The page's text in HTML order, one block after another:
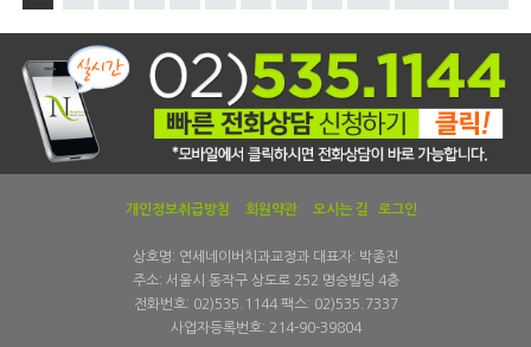
개인정보취급방침 회원약관 오시는 길 로그인
상호명: 연세네이버치과교정과 대표자: 박종진
주소: 서울시 동작구 상도로 252 명승빌딩 4층
전화번호: 02)535.1144 팩스: 02)535.7337
사업자등록번호: 214-90-39804